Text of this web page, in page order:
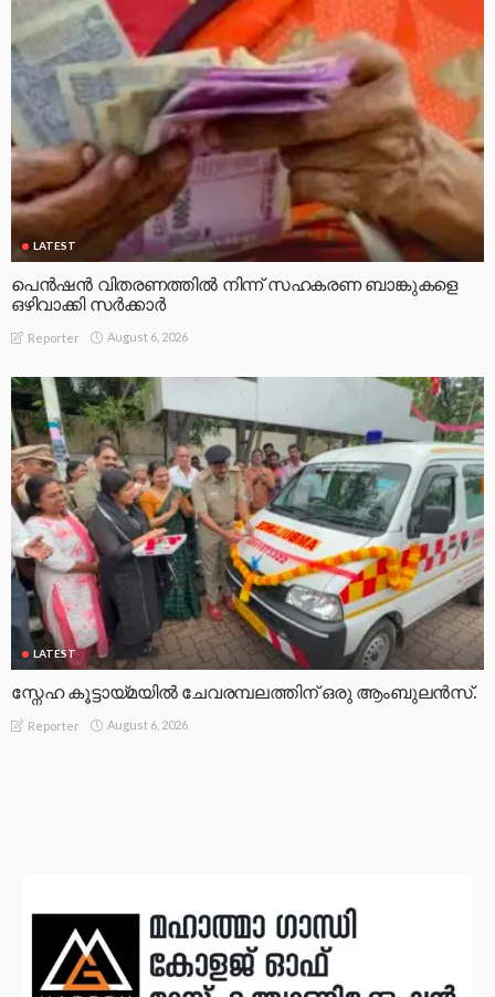
LATEST
പെൻഷൻ വിതരണത്തിൽ നിന്ന് സഹകരണ ബാങ്കുകളെ
ഒഴിവാക്കി സർക്കാർ
Reporter August 6, 2026
LATEST
സ്നേഹ കൂട്ടായ്മയിൽ ചേവരമ്പലത്തിന് ഒരു ആംബുലൻസ്.
Reporter August 6, 2026